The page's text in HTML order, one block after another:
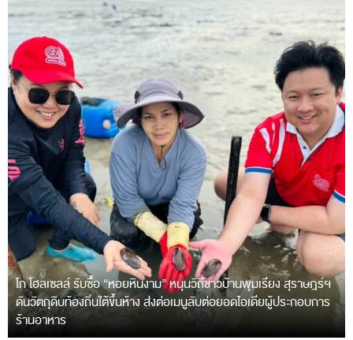
โก โฮลเซลล์ รับซื้อ “หอยหินงาม” หนุนวิถีชาวบ้านพุมเรียง สุราษฎร์ฯ
ดันวัตถุดิบท้องถิ่นใต้ขึ้นห้าง ส่งต่อเมนูลับต่อยอดไอเดียผู้ประกอบการ
ร้านอาหาร